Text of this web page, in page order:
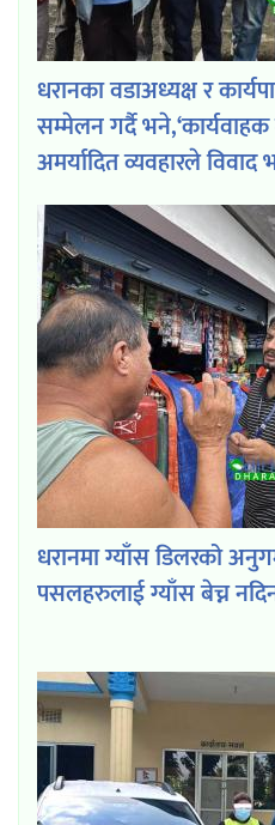
धरानका वडाअध्यक्ष र
सम्मेलन गर्दै
अमर्यादित व्यवहारले विवाद
धरानमा ग्याँस डिलरको
पसलहरुलाई ग्याँस बेच्न